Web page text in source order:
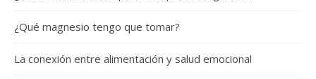
¿Qué magnesio tengo que tomar?
La conexión entre alimentación y salud emocional